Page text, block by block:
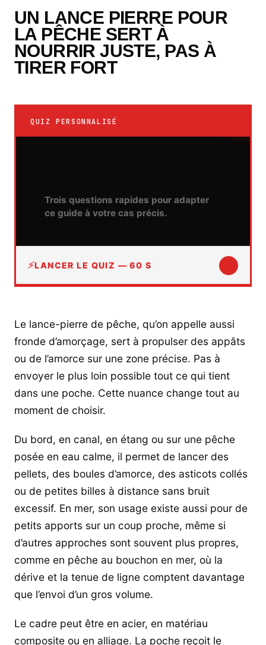
UN LANCE PIERRE POUR
LA PÊCHE SERT À
NOURRIR JUSTE, PAS À
TIRER FORT
QUIZ PERSONNALISÉ
Trois questions rapides pour adapter
ce guide à votre cas précis.
LANCER LE QUIZ — 60 S
Le lance-pierre de pêche, qu’on appelle aussi
fronde d’amorçage, sert à propulser des appâts
ou de l’amorce sur une zone précise. Pas à
envoyer le plus loin possible tout ce qui tient
dans une poche. Cette nuance change tout au
moment de choisir.
Du bord, en canal, en étang ou sur une pêche
posée en eau calme, il permet de lancer des
pellets, des boules d’amorce, des asticots collés
ou de petites billes à distance sans bruit
excessif. En mer, son usage existe aussi pour de
petits apports sur un coup proche, même si
d’autres approches sont souvent plus propres,
comme en pêche au bouchon en mer, où la
dérive et la tenue de ligne comptent davantage
que l’envoi d’un gros volume.
Le cadre peut être en acier, en matériau
composite ou en alliage. La poche reçoit le